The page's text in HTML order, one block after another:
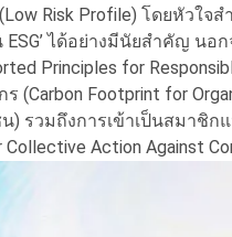
Risk Profile) โดยหัวใ
ESG’ ได้อย่างมีนัยสำคัญ น
Principles for
(Carbon Footprint for
) รวมถึงการเข้าเป็นสมาชิก
Action Against